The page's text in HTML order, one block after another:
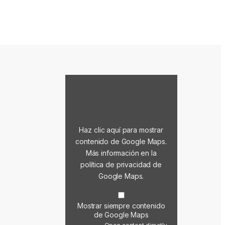
Haz clic aquí para mostrar
contenido de Google Maps.
Más información en la
política de privacidad de
Google Maps.
Mostrar siempre contenido
de Google Maps